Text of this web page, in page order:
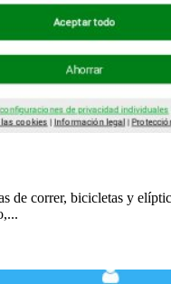
de correr, bicicletas y